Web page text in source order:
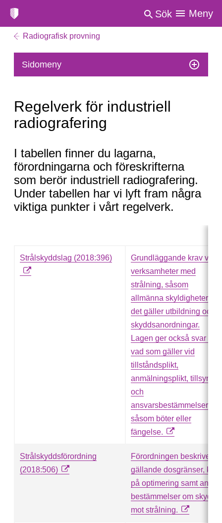
Sök Meny
Radiografisk provning
Sidomeny
Regelverk för industriell
radiografering
Regelverk
för
industriell
radiografering
I tabellen finner du lagarna,
förordningarna och föreskrifterna
som berör industriell radiografering.
Under tabellen har vi lyft fram några
viktiga punkter i vårt regelverk.
Strålskyddslag (2018:396)
Grundläggande krav vid
verksamheter med
strålning, såsom
allmänna skyldigheter när
det gäller utbildning och
skyddsanordningar.
Lagen ger också svar på
vad som gäller vid
tillståndsplikt,
anmälningsplikt, tillsyn
och
ansvarsbestämmelser
såsom böter eller
fängelse.
Strålskyddsförordning
(2018:506)
Förordningen beskriver
gällande dosgränser, krav
på optimering samt andra
bestämmelser om skydd
mot strålning.